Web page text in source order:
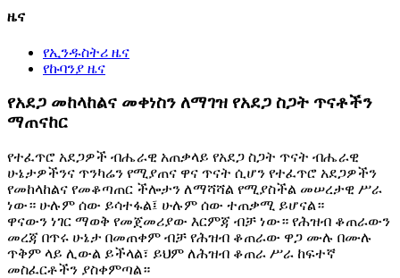
ዜና
የኢንዱስትሪ ዜና
የኩባንያ ዜና
የአደጋ መከላከልና መቀነስን ለማገዝ የአደጋ ስጋት ጥናቶችን
ማጠናከር
የተፈጥሮ አደጋዎች ብሔራዊ አጠቃላይ የአደጋ ስጋት ጥናት ብሔራዊ
ሁኔታዎችንና ጥንካሬን የሚያጠና ዋና ጥናት ሲሆን የተፈጥሮ አደጋዎችን
የመከላከልና የመቆጣጠር ችሎታን ለማሻሻል የሚያስችል መሠረታዊ ሥራ
ነው። ሁሉም ሰው ይሳተፋል፤ ሁሉም ሰው ተጠቃሚ ይሆናል።
ዋናውን ነገር ማወቅ የመጀመሪያው እርምጃ ብቻ ነው። የሕዝብ ቆጠራውን
መረጃ በጥሩ ሁኔታ በመጠቀም ብቻ የሕዝብ ቆጠራው ዋጋ ሙሉ በሙሉ
ጥቅም ላይ ሊውል ይችላል፣ ይህም ለሕዝብ ቆጠራ ሥራ ከፍተኛ
መስፈርቶችን ያስቀምጣል።